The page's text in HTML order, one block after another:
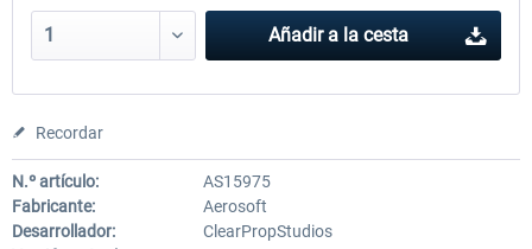
Añadir a la cesta
Recordar
N.º artículo:
AS15975
Fabricante:
Aerosoft
Desarrollador:
ClearPropStudios